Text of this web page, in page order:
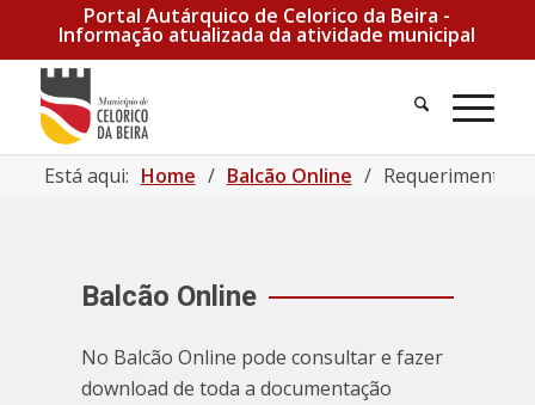
Portal Autárquico de Celorico da Beira -
Informação atualizada da atividade municipal
Está aqui: Home / Balcão Online / Requerimento
Balcão Online
No Balcão Online pode consultar e fazer
download de toda a documentação